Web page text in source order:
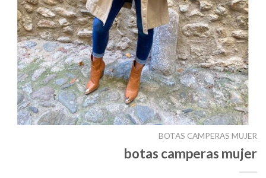
BOTAS CAMPERAS MUJER
botas camperas mujer